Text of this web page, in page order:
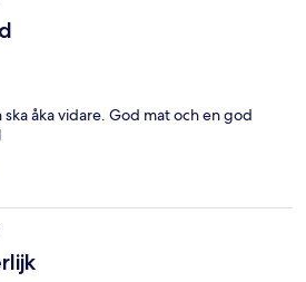
åka vidare. God mat och en god